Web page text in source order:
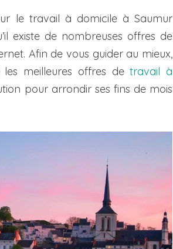
le travail à domicile à Saumur
existe de nombreuses offres de
Afin de vous guider au mieux,
les meilleures offres detravail à
pour arrondir ses fins de mois